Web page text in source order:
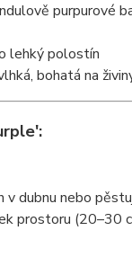
purpurové
lehký polostín
bohatá na
dubnu nebo
prostoru (20–30